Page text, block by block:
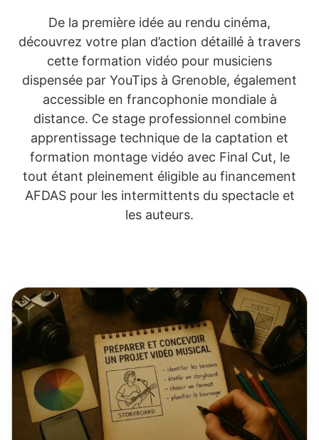
De la première idée au rendu cinéma,
découvrez votre plan d’action détaillé à travers
cette formation vidéo pour musiciens
dispensée par YouTips à Grenoble, également
accessible en francophonie mondiale à
distance. Ce stage professionnel combine
apprentissage technique de la captation et
formation montage vidéo avec Final Cut, le
tout étant pleinement éligible au financement
AFDAS pour les intermittents du spectacle et
les auteurs.